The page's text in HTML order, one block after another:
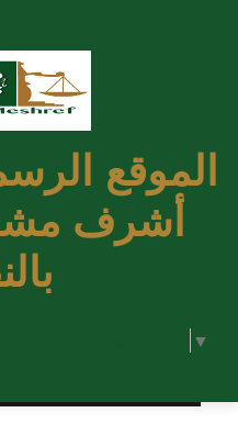
الموقع
أشرف
▼